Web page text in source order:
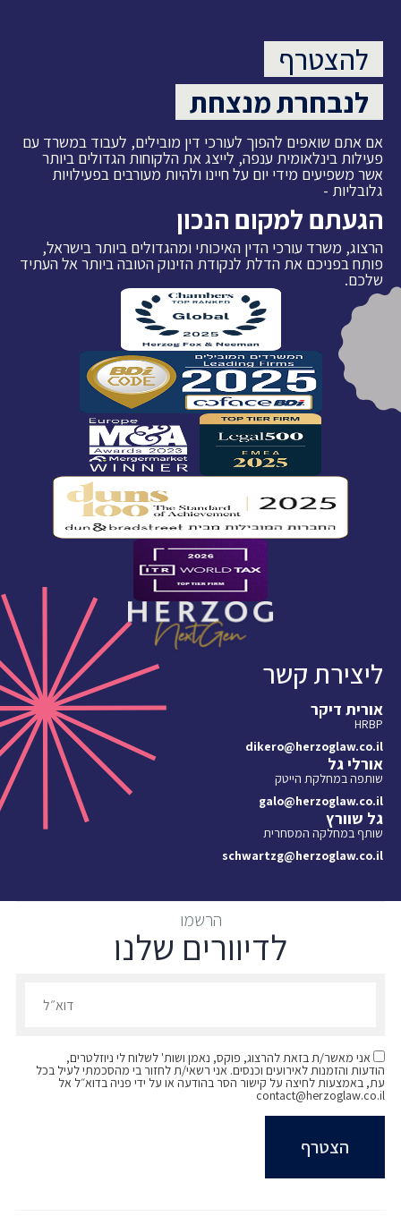
להצטרף
לנבחרת מנצחת
אם אתם שואפים להפוך לעורכי דין מובילים, לעבוד במשרד עם
פעילות בינלאומית ענפה, לייצג את הלקוחות הגדולים ביותר
אשר משפיעים מידי יום על חיינו ולהיות מעורבים בפעילויות
גלובליות -
הגעתם למקום הנכון
הרצוג, משרד עורכי הדין האיכותי ומהגדולים ביותר בישראל,
פותח בפניכם את הדלת לנקודת הזינוק הטובה ביותר אל העתיד
שלכם.
ליצירת קשר
אורית דיקר
HRBP
dikero@herzoglaw.co.il
אורלי גל
שותפה במחלקת הייטק
galo@herzoglaw.co.il
גל שוורץ
שותף במחלקה המסחרית
schwartzg@herzoglaw.co.il
הרשמו
לדיוורים שלנו
אני מאשר/ת בזאת להרצוג, פוקס, נאמן ושות' לשלוח לי ניוזלטרים,
הודעות והזמנות לאירועים וכנסים. אני רשאי/ת לחזור בי מהסכמתי לעיל בכל
עת, באמצעות לחיצה על קישור הסר בהודעה או על ידי פניה בדוא״ל אל
contact@herzoglaw.co.il